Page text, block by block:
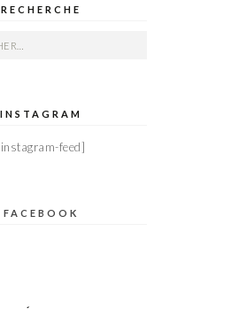
RECHERCHE
INSTAGRAM
feed]
FACEBOOK